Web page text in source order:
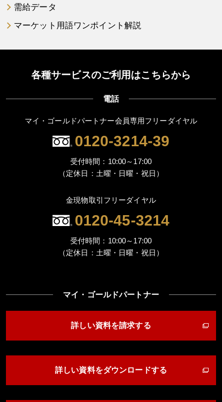
需給データ
マーケット用語ワンポイント解説
各種サービスのご利用はこちらから
電話
マイ・ゴールドパートナー会員専用フリーダイヤル
0120-3214-39
受付時間：10:00～17:00
（定休日：土曜・日曜・祝日）
金現物取引フリーダイヤル
0120-45-3214
受付時間：10:00～17:00
（定休日：土曜・日曜・祝日）
マイ・ゴールドパートナー
詳しい資料を請求する
詳しい資料をダウンロードする